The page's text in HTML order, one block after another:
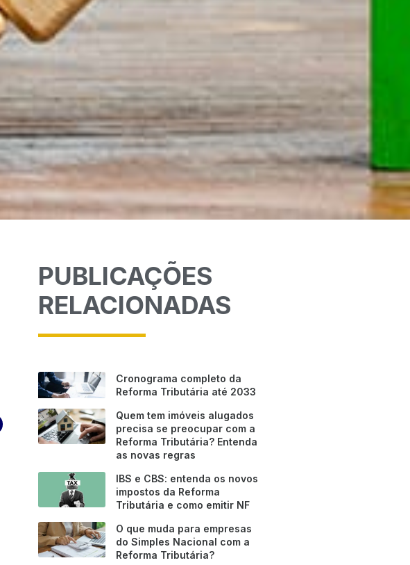
PUBLICAÇÕES
RELACIONADAS
Cronograma completo da
Reforma Tributária até 2033
Quem tem imóveis alugados
precisa se preocupar com a
Reforma Tributária? Entenda
as novas regras
IBS e CBS: entenda os novos
impostos da Reforma
Tributária e como emitir NF
O que muda para empresas
do Simples Nacional com a
Reforma Tributária?